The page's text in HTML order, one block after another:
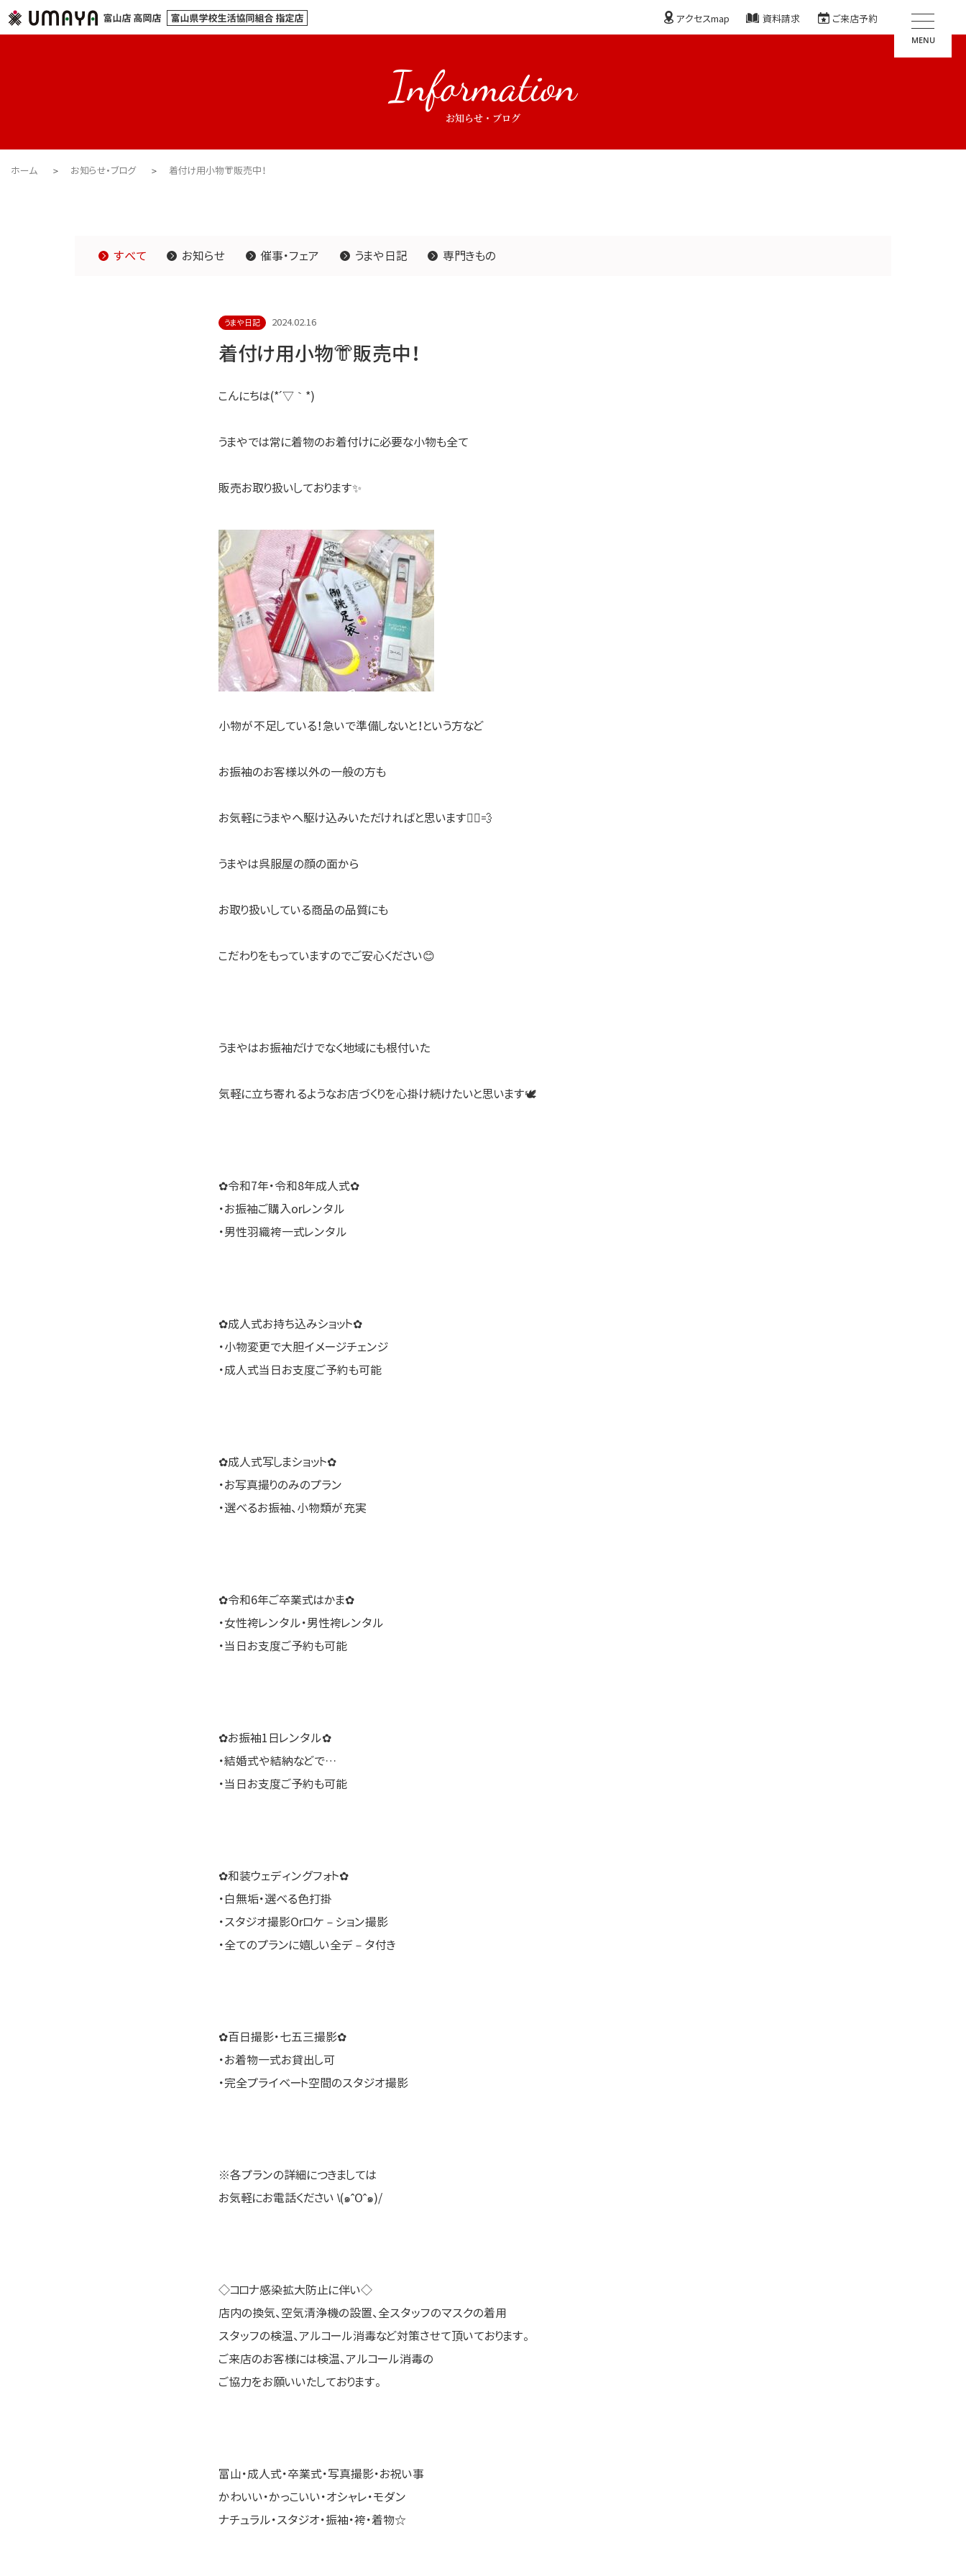
アクセスmap 資料請求 ご来店予約
MENU
Information
お知らせ・ブログ
ホーム お知らせ・ブログ 着付け用小物👘販売中！
すべて お知らせ 催事・フェア うまや日記 専門きもの
うまや日記 2024.02.16
着付け用小物👘販売中！
こんにちは(*´▽｀*)
うまやでは常に着物のお着付けに必要な小物も全て
販売お取り扱いしております✨
小物が不足している！急いで準備しないと！という方など
お振袖のお客様以外の一般の方も
お気軽にうまやへ駆け込みいただければと思います🏃‍♀️💨
うまやは呉服屋の顔の面から
お取り扱いしている商品の品質にも
こだわりをもっていますのでご安心ください😊
うまやはお振袖だけでなく地域にも根付いた
気軽に立ち寄れるようなお店づくりを心掛け続けたいと思います🕊
✿令和7年・令和8年成人式✿
・お振袖ご購入orレンタル
・男性羽織袴一式レンタル
✿成人式お持ち込みショット✿
・小物変更で大胆イメージチェンジ
・成人式当日お支度ご予約も可能
✿成人式写しまショット✿
・お写真撮りのみのプラン
・選べるお振袖、小物類が充実
✿令和6年ご卒業式はかま✿
・女性袴レンタル・男性袴レンタル
・当日お支度ご予約も可能
✿お振袖1日レンタル✿
・結婚式や結納などで…
・当日お支度ご予約も可能
✿和装ウェディングフォト✿
・白無垢・選べる色打掛
・スタジオ撮影Orロケ－ション撮影
・全てのプランに嬉しい全デ－タ付き
✿百日撮影・七五三撮影✿
・お着物一式お貸出し可
・完全プライベート空間のスタジオ撮影
※各プランの詳細につきましては
お気軽にお電話ください \(๑ˆOˆ๑)/
◇コロナ感染拡大防止に伴い◇
店内の換気、空気清浄機の設置、全スタッフのマスクの着用
スタッフの検温、アルコール消毒など対策させて頂いております。
ご来店のお客様には検温、アルコール消毒の
ご協力をお願いいたしております。
富山・成人式・卒業式・写真撮影・お祝い事
かわいい・かっこいい・オシャレ・モダン
ナチュラル・スタジオ・振袖・袴・着物☆